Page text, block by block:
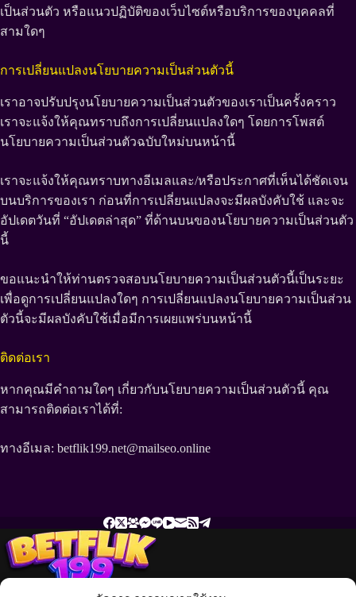
เป็นส่วนตัว หรือแนวปฏิบัติของเว็บไซต์หรือบริการของบุคคลที่
สามใดๆ
การเปลี่ยนแปลงนโยบายความเป็นส่วนตัวนี้
เราอาจปรับปรุงนโยบายความเป็นส่วนตัวของเราเป็นครั้งคราว
เราจะแจ้งให้คุณทราบถึงการเปลี่ยนแปลงใดๆ โดยการโพสต์
นโยบายความเป็นส่วนตัวฉบับใหม่บนหน้านี้
เราจะแจ้งให้คุณทราบทางอีเมลและ/หรือประกาศที่เห็นได้ชัดเจน
บนบริการของเรา ก่อนที่การเปลี่ยนแปลงจะมีผลบังคับใช้ และจะ
อัปเดตวันที่ “อัปเดตล่าสุด” ที่ด้านบนของนโยบายความเป็นส่วนตัว
นี้
ขอแนะนำให้ท่านตรวจสอบนโยบายความเป็นส่วนตัวนี้เป็นระยะ
เพื่อดูการเปลี่ยนแปลงใดๆ การเปลี่ยนแปลงนโยบายความเป็นส่วน
ตัวนี้จะมีผลบังคับใช้เมื่อมีการเผยแพร่บนหน้านี้
ติดต่อเรา
หากคุณมีคำถามใดๆ เกี่ยวกับนโยบายความเป็นส่วนตัวนี้ คุณ
สามารถติดต่อเราได้ที่:
ทางอีเมล: betflik199.net@mailseo.online